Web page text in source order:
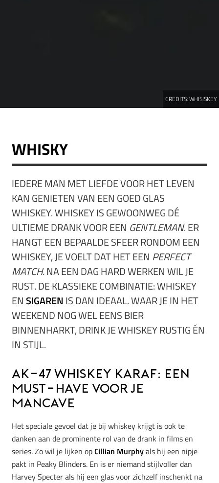
CREDITS:WHISISKEY
WHISKY
IEDERE MAN MET LIEFDE VOOR HET LEVEN
KAN GENIETEN VAN EEN GOED GLAS
WHISKEY. WHISKEY IS GEWOONWEG DÉ
ULTIEME DRANK VOOR EEN GENTLEMAN. ER
HANGT EEN BEPAALDE SFEER RONDOM EEN
WHISKEY, JE VOELT DAT HET EEN PERFECT
MATCH.NA EEN DAG HARD WERKEN WIL JE
RUST. DE KLASSIEKE COMBINATIE: WHISKEY
ENSIGARENIS DAN IDEAAL. WAAR JE IN HET
WEEKEND NOG WEL EENS BIER
BINNENHARKT, DRINK JE WHISKEY RUSTIG ÉN
IN STIJL.
AK-47 whiskey karaf: een
must-have voor je
mancave
Het speciale gevoel dat je bij whiskey krijgt is ook te
danken aan de prominente rol van de drank in films en
series. Zo wil je lijken opCillian Murphyals hij een nipje
pakt in Peaky Blinders. En is er niemand stijlvoller dan
Harvey Specter als hij een glas voor zichzelf inschenkt na